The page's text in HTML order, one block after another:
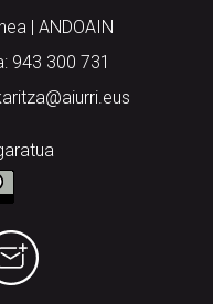
| ANDOAIN
943 300 731